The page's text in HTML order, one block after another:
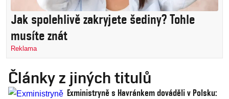
Jak spolehlivě zakryjete šediny? Tohle
musíte znát
Reklama
Články z jiných titulů
Exministryně s Havránkem dováděli v Polsku: